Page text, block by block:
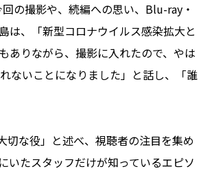
の撮影や、続編への思い、Blu-ray・
は、「新型コロナウイルス感染拡大と
ありながら、撮影に入れたので、やは
ないことになりました」と話し、「誰
な役」と述べ、視聴者の注目を集め
いたスタッフだけが知っているエピソ